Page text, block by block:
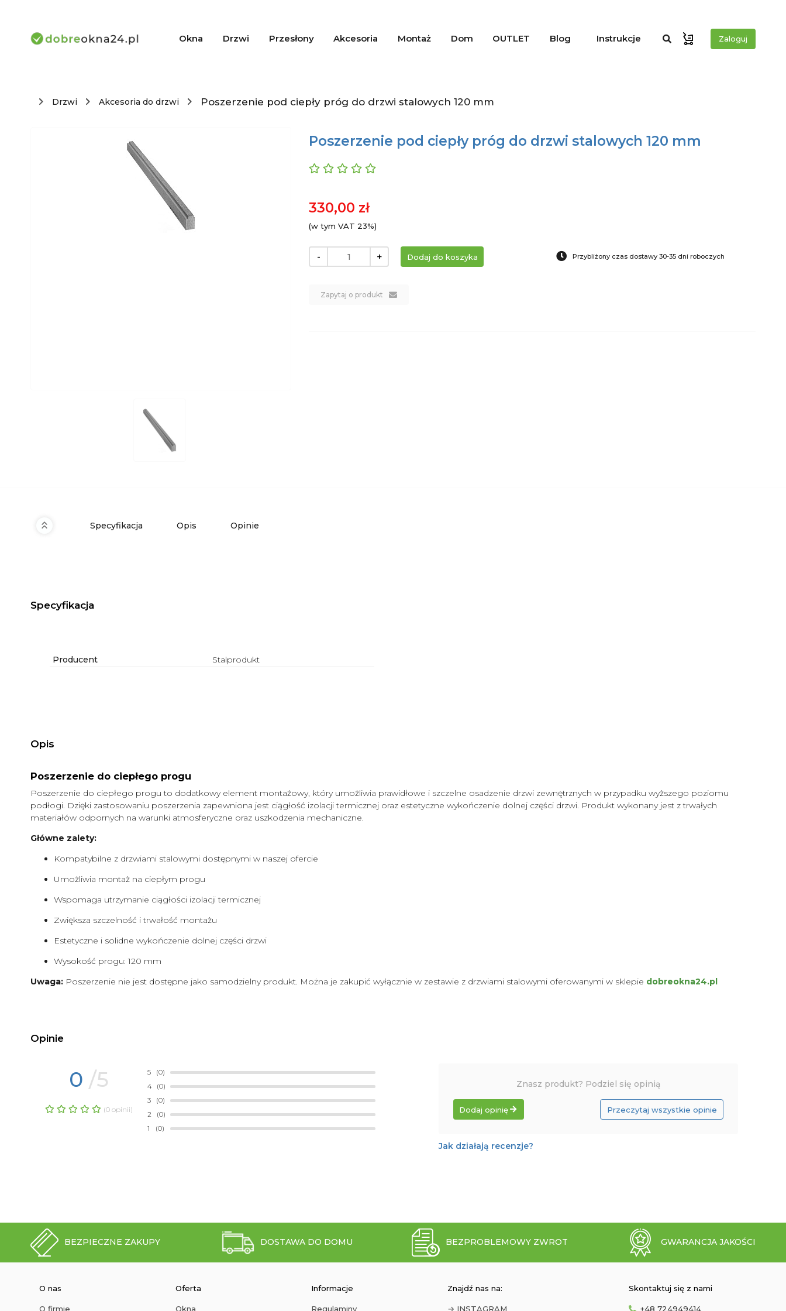
Okna Drzwi Przesłony Akcesoria Montaż Dom OUTLET Blog Instrukcje Zaloguj
Drzwi Akcesoria do drzwi Poszerzenie pod ciepły próg do drzwi stalowych 120 mm
Poszerzenie pod ciepły próg do drzwi stalowych 120 mm
330,00 zł
(w tym VAT 23%)
- +
Zapytaj o produkt
Przybliżony czas dostawy 30-35 dni roboczych
Specyfikacja Opis Opinie
Specyfikacja
Producent Stalprodukt
Opis
Poszerzenie do ciepłego progu
Poszerzenie do ciepłego progu to dodatkowy element montażowy, który umożliwia prawidłowe i szczelne osadzenie drzwi zewnętrznych w przypadku wyższego poziomu
podłogi. Dzięki zastosowaniu poszerzenia zapewniona jest ciągłość izolacji termicznej oraz estetyczne wykończenie dolnej części drzwi. Produkt wykonany jest z trwałych
materiałów odpornych na warunki atmosferyczne oraz uszkodzenia mechaniczne.
Główne zalety:
Kompatybilne z drzwiami stalowymi dostępnymi w naszej ofercie
Umożliwia montaż na ciepłym progu
Wspomaga utrzymanie ciągłości izolacji termicznej
Zwiększa szczelność i trwałość montażu
Estetyczne i solidne wykończenie dolnej części drzwi
Wysokość progu: 120 mm
Uwaga: Poszerzenie nie jest dostępne jako samodzielny produkt. Można je zakupić wyłącznie w zestawie z drzwiami stalowymi oferowanymi w sklepie dobreokna24.pl
Opinie
0 /5
(0 opinii)
5
(0)
4 (0)
3
(0)
2
(0)
1
(0)
Znasz produkt? Podziel się opinią
Dodaj opinię Przeczytaj wszystkie opinie
Jak działają recenzje?
BEZPIECZNE ZAKUPY DOSTAWA DO DOMU BEZPROBLEMOWY ZWROT GWARANCJA JAKOŚCI
O nas
O firmie
Oferta
Okna
Informacje
Regulaminy
Znajdź nas na:
→ INSTAGRAM
Skontaktuj się z nami
+48 724949414